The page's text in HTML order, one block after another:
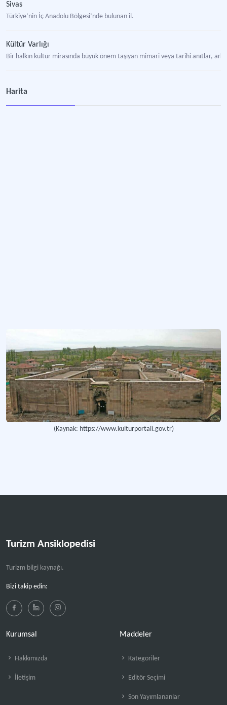
Sivas
Türkiye’nin İç Anadolu Bölgesi’nde bulunan il.
Kültür Varlığı
Bir halkın kültür mirasında büyük önem taşıyan mimari veya tarihi anıtlar,
Harita
(Kaynak: https://www.kulturportali.gov.tr)
Turizm Ansiklopedisi
Turizm bilgi kaynağı.
Bizi takip edin:
Kurumsal
Hakkımızda
İletişim
Maddeler
Kategoriler
Editör Seçimi
Son Yayımlananlar